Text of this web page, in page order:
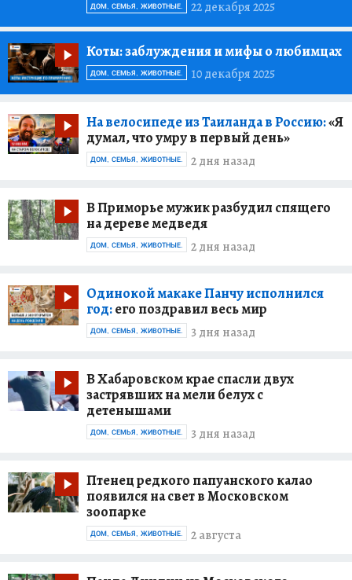
22 декабря 2025
ДОМ, СЕМЬЯ, ЖИВОТНЫЕ.
Коты:заблуждения и мифы о любимцах
10 декабря 2025
ДОМ, СЕМЬЯ, ЖИВОТНЫЕ.
На велосипеде из Таиланда в Россию:«Я
думал, что умру в первый день»
2 дня назад
ДОМ, СЕМЬЯ, ЖИВОТНЫЕ.
В Приморье мужик разбудил спящего
на дереве медведя
2 дня назад
ДОМ, СЕМЬЯ, ЖИВОТНЫЕ.
Одинокой макаке Панчу исполнился
год:его поздравил весь мир
3 дня назад
ДОМ, СЕМЬЯ, ЖИВОТНЫЕ.
В Хабаровском крае спасли двух
застрявших на мели белух с
детенышами
3 дня назад
ДОМ, СЕМЬЯ, ЖИВОТНЫЕ.
Птенец редкого папуанского калао
появился на свет в Московском
зоопарке
2 августа
ДОМ, СЕМЬЯ, ЖИВОТНЫЕ.